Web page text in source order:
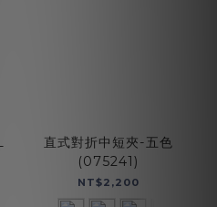
直式對折中短夾-五色
(075241)
NT$2,200